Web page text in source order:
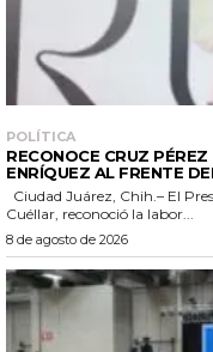
POLÍTICA
RECONOCE CRUZ
ENRÍQUEZ AL FRENTE
Cuéllar, reconoció la labor...
8 de agosto de 2026